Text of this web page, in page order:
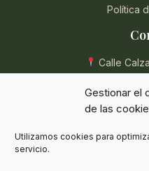
Gestionar el
de las
Utilizamos cookies para
servicio.
Política
Calle